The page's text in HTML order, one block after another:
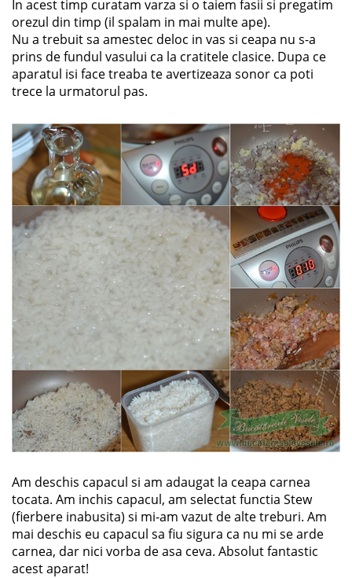
In acest timp curatam varza si o taiem fasii si pregatim
orezul din timp (il spalam in mai multe ape).
Nu a trebuit sa amestec deloc in vas si ceapa nu s-a
prins de fundul vasului ca la cratitele clasice. Dupa ce
aparatul isi face treaba te avertizeaza sonor ca poti
trece la urmatorul pas.
Am deschis capacul si am adaugat la ceapa carnea
tocata. Am inchis capacul, am selectat functia Stew
(fierbere inabusita) si mi-am vazut de alte treburi. Am
mai deschis eu capacul sa fiu sigura ca nu mi se arde
carnea, dar nici vorba de asa ceva. Absolut fantastic
acest aparat!